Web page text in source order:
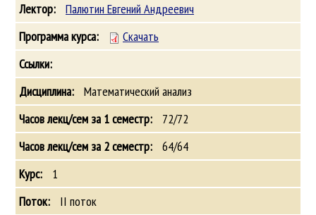
Палютин Евгений Андреевич
Скачать
Математический анализ
72/72
64/64
1
II поток